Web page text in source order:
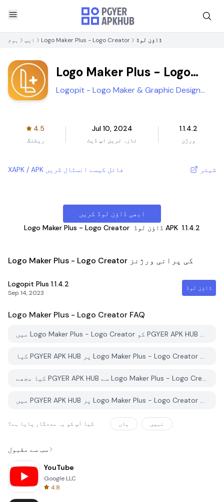
ہوم ایپ Logo Maker Plus - Logo Creator ڈاؤن لوڈ
Logo Maker Plus - Logo
Creator
Logopit - Logo Maker & Graphic Design
4.5
ریٹنگ
Jul 10, 2024
تازہ ترین اپ ڈیٹ
1.1.4.2
ورژن
XAPK / APK فائل کیسے انسٹال کریں شیئر
ابھی ڈاؤن لوڈ کریں
Logo Maker Plus - Logo Creator
ڈاؤن لوڈ APK 1.1.4.2
Logo Maker Plus - Logo Creator کی پرانی ورژنز
Logopit Plus 1.1.4.2
Sep 14, 2023
ڈاؤن لوڈ
Logo Maker Plus - Logo Creator FAQ
میں Logo Maker Plus - Logo Creator کو PGYER APK HUB سے کیسے ڈاؤن لوڈ کروں؟
کیا PGYER APK HUB پر Logo Maker Plus - Logo Creator کو مفت ڈاؤن لوڈ کرنے کی اجازت ہے؟
کیا مجھے PGYER APK HUB سے Logo Maker Plus - Logo Creator ڈاؤن لوڈ کرنے کے لئے اکاؤنٹ کی ضرورت ہے؟
میں PGYER APK HUB پر Logo Maker Plus - Logo Creator کے ساتھ کوئی مسئلہ کیسے رپورٹ کرسکتا ہوں؟
کیا آپ کو یہ مددگار پایا ہے؟ ہاں نہیں
سب سے مقبول
YouTube
Google LLC
4.8